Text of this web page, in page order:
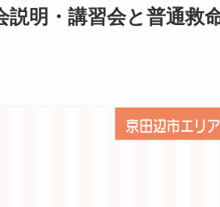
説明・講習会と普通救